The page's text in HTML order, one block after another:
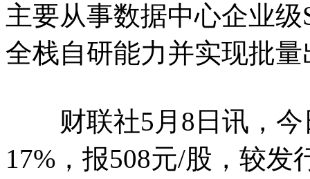
主要从事数据中心企业
全栈自研能力并实现批量
财联社5月8日讯，今
17%，报508元/股，较发